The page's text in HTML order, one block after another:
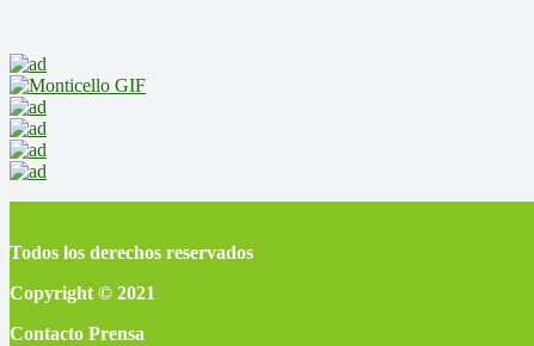
Todos los derechos reservados
Copyright © 2021
Contacto Prensa